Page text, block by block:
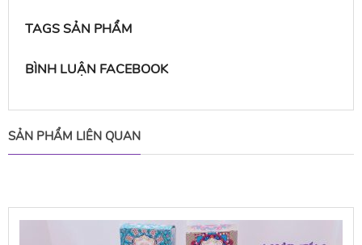
TAGS SẢN PHẨM
BÌNH LUẬN FACEBOOK
SẢN PHẨM LIÊN QUAN